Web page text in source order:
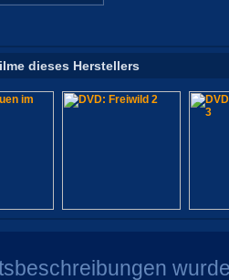
dieses Herstellers